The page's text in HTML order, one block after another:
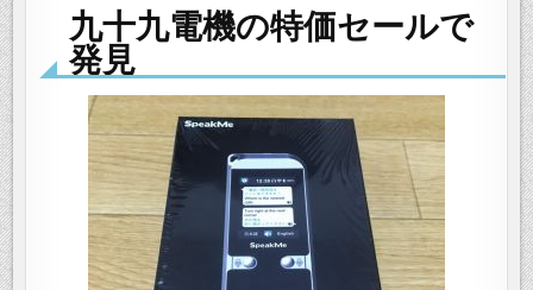
九十九電機の特価セールで
発見